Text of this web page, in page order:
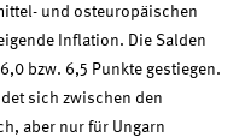
und osteuropäischen
Inflation. Die Salden
bzw. 6,5 Punkte gestiegen.
sich zwischen den
aber nur für Ungarn